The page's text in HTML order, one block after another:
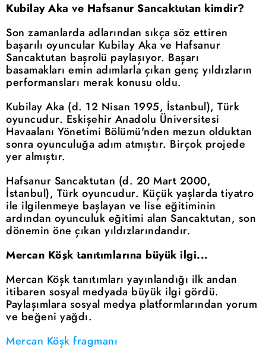
Kubilay Aka ve Hafsanur Sancaktutan kimdir?
Son zamanlarda adlarından sıkça söz ettiren
başarılı oyuncular Kubilay Aka ve Hafsanur
Sancaktutan başrolü paylaşıyor. Başarı
basamakları emin adımlarla çıkan genç yıldızların
performansları merak konusu oldu.
Kubilay Aka (d. 12 Nisan 1995, İstanbul), Türk
oyuncudur. Eskişehir Anadolu Üniversitesi
Havaalanı Yönetimi Bölümü'nden mezun olduktan
sonra oyunculuğa adım atmıştır. Birçok projede
yer almıştır.
Hafsanur Sancaktutan (d. 20 Mart 2000,
İstanbul), Türk oyuncudur. Küçük yaşlarda tiyatro
ile ilgilenmeye başlayan ve lise eğitiminin
ardından oyunculuk eğitimi alan Sancaktutan, son
dönemin öne çıkan yıldızlarındandır.
Mercan Köşk tanıtımlarına büyük ilgi...
Mercan Köşk tanıtımları yayınlandığı ilk andan
itibaren sosyal medyada büyük ilgi gördü.
Paylaşımlara sosyal medya platformlarından yorum
ve beğeni yağdı.
Mercan Köşk fragmanı